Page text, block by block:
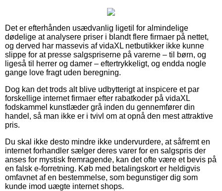
Det er efterhånden usædvanlig ligetil for almindelige
dødelige at analysere priser i blandt flere firmaer på nettet,
og derved har massevis af vidaXL netbutikker ikke kunne
slippe for at presse salgspriserne på varerne – til børn, og
ligeså til herrer og damer – eftertrykkeligt, og endda nogle
gange love fragt uden beregning.
Dog kan det trods alt blive udbytterigt at inspicere et par
forskellige internet firmaer efter rabatkoder på vidaXL
fodskammel kunstlæder grå inden du gennemfører din
handel, så man ikke er i tvivl om at opnå den mest attraktive
pris.
Du skal ikke desto mindre ikke undervurdere, at såfremt en
internet forhandler sælger deres varer for en salgspris der
anses for mystisk fremragende, kan det ofte være et bevis på
en falsk e-forretning. Køb med betalingskort er heldigvis
omfavnet af en bestemmelse, som begunstiger dig som
kunde imod uægte internet shops.